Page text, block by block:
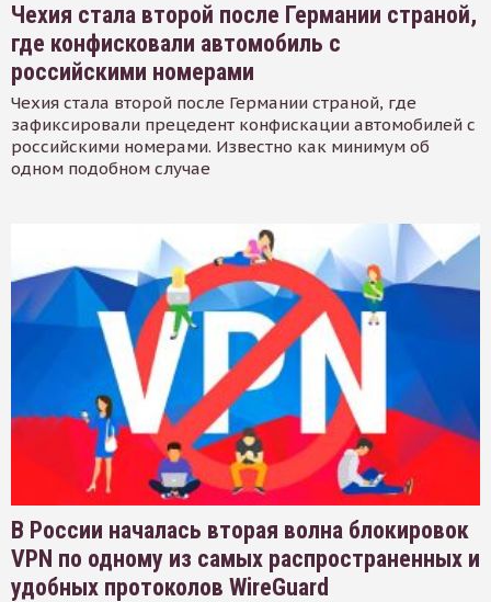
Чехия стала второй после Германии страной,
где конфисковали автомобиль с
российскими номерами
Чехия стала второй после Германии страной, где
зафиксировали прецедент конфискации автомобилей с
российскими номерами. Известно как минимум об
одном подобном случае
В России началась вторая волна блокировок
VPN по одному из самых распространенных и
удобных протоколов WireGuard